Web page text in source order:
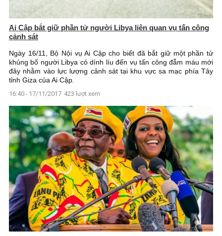
Ai Cập bắt giữ phần tử người Libya liên quan vụ tấn công
cảnh sát
Ngày 16/11, Bộ Nội vụ Ai Cập cho biết đã bắt giữ một phần tử
khủng bố người Libya có dính líu đến vụ tấn công đẫm máu mới
đây nhằm vào lực lượng cảnh sát tại khu vực sa mạc phía Tây
tỉnh Giza của Ai Cập.
16:40 - 17/11/2017 423 lượt xem